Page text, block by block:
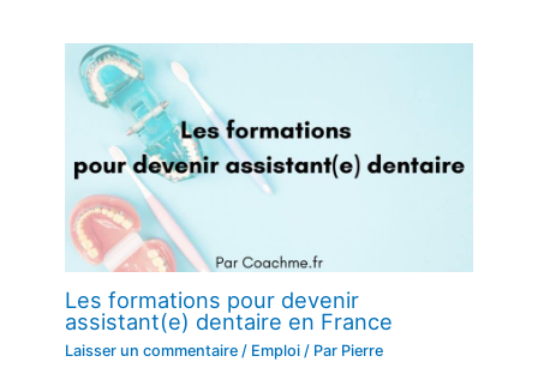
Les formations pour devenir
assistant(e) dentaire en France
Laisser un commentaire / Emploi / Par Pierre